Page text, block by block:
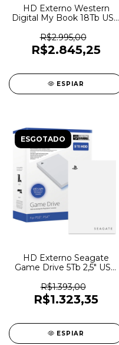
HD Externo Western
Digital My Book 18Tb USB
WDBBGB0180HBK-
NESN - 7219
R$2.995,00
R$2.845,25
ESPIAR
ESGOTADO
HD Externo Seagate
Game Drive 5Tb 2,5" USB
STLV5000100 - 7216
R$1.393,00
R$1.323,35
ESPIAR